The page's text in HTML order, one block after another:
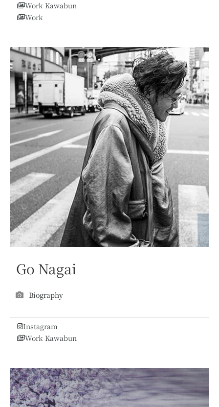
Work Kawabun
Work
Go Nagai
Biography
Instagram
Work Kawabun